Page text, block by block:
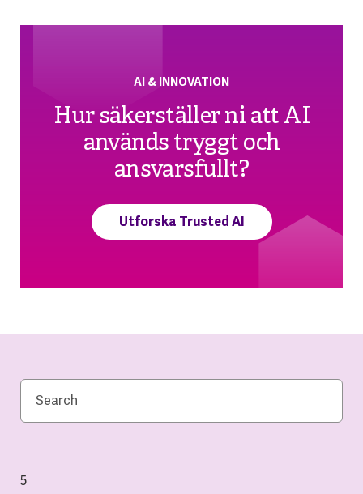
AI & INNOVATION
Hur säkerställer ni att AI
används tryggt och
ansvarsfullt?
Utforska Trusted AI
5